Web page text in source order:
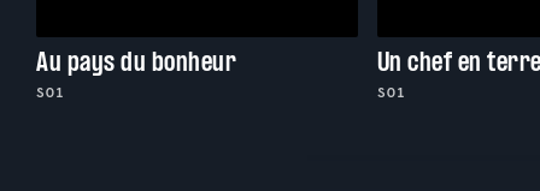
Au pays du bonheur
S01
Un chef en
S01